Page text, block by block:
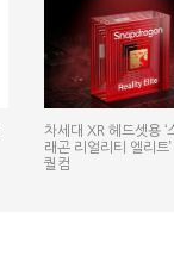
차세대 XR 헤드셋용 ‘
래곤 리얼리티 엘리트
퀄컴